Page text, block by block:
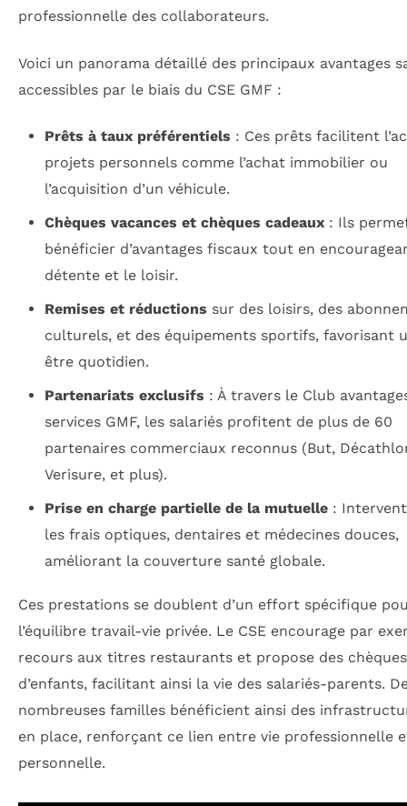
professionnelle des collaborateurs.
Voici un panorama détaillé des principaux avantages
accessibles par le biais du CSE GMF :
Prêts à taux préférentiels : Ces prêts facilitent
projets personnels comme l’achat immobilier ou
l’acquisition d’un véhicule.
Chèques vacances et chèques cadeaux: Ils
bénéficier d’avantages fiscaux tout en
détente et le loisir.
Remises et réductions sur des loisirs, des
culturels, et des équipements sportifs, favorisant
être quotidien.
Partenariats exclusifs : À travers le Club
services GMF, les salariés profitent de plus de 60
partenaires commerciaux reconnus (But,
Verisure, et plus).
Prise en charge partielle de la mutuelle:
les frais optiques, dentaires et médecines douces,
améliorant la couverture santé globale.
Ces prestations se doublent d’un effort spécifique
l’équilibre travail-vie privée. Le CSE encourage par
recours aux titres restaurants et propose des
d’enfants, facilitant ainsi la vie des salariés-parents.
nombreuses familles bénéficient ainsi des
en place, renforçant ce lien entre vie professionnelle
personnelle.